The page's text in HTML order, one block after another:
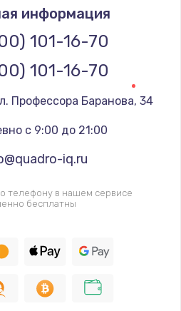
информация
101-16-70
101-16-70
Профессора Баранова, 34
с 9:00 до 21:00
iq.ru
телефону в нашем сервисе
бесплатны